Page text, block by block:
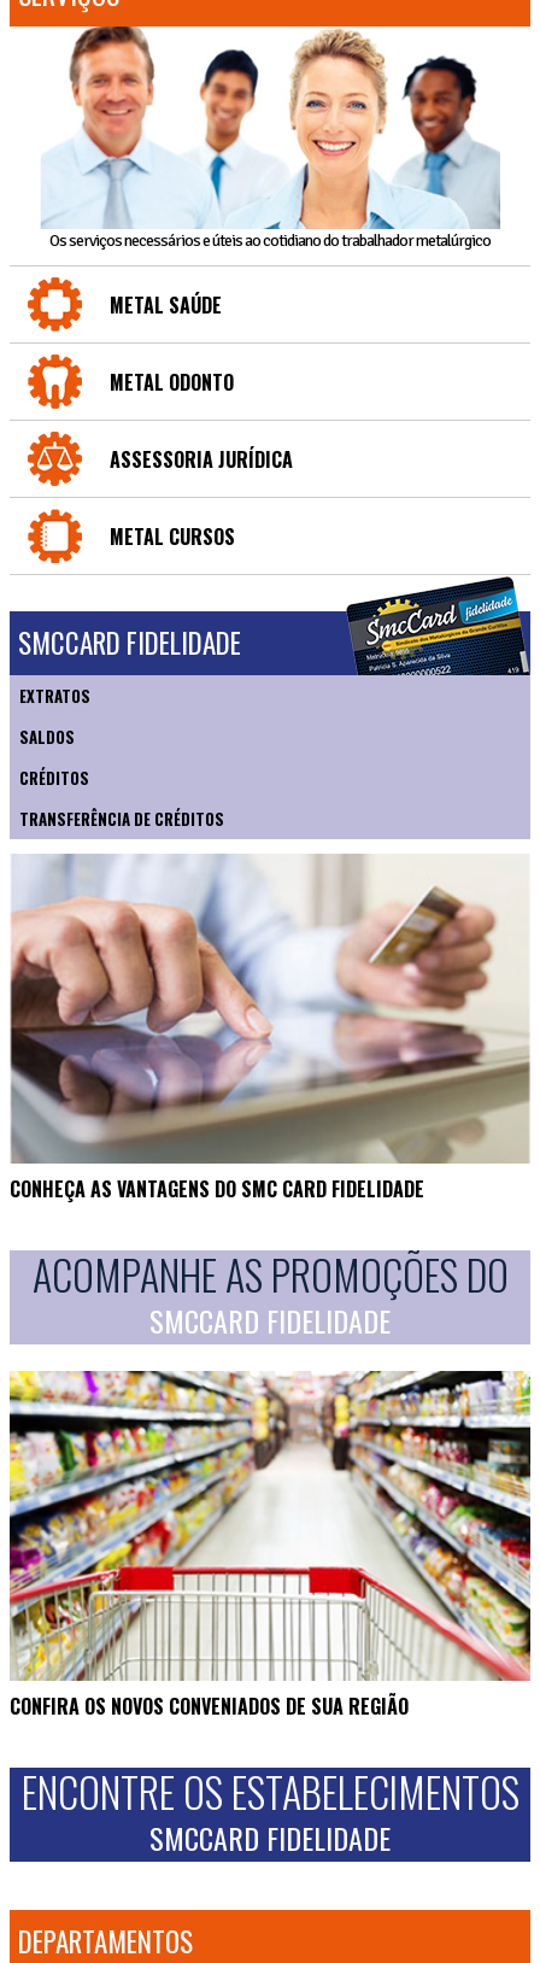
Os serviços necessários e úteis ao cotidiano do trabalhador metalúrgico
METAL SAÚDE
METAL ODONTO
ASSESSORIA JURÍDICA
METAL CURSOS
SMCCARD FIDELIDADE
EXTRATOS
SALDOS
CRÉDITOS
TRANSFERÊNCIA DE CRÉDITOS
CONHEÇA AS VANTAGENS DO SMC CARD FIDELIDADE
ACOMPANHE AS PROMOÇÕES DO
SMCCARD FIDELIDADE
CONFIRA OS NOVOS CONVENIADOS DE SUA REGIÃO
ENCONTRE OS ESTABELECIMENTOS
SMCCARD FIDELIDADE
DEPARTAMENTOS